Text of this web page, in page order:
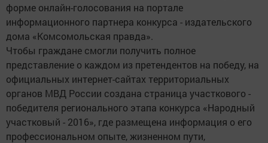
форме онлайн-голосования на портале
информационного партнера конкурса - издательского
дома «Комсомольская правда».
Чтобы граждане смогли получить полное
представление о каждом из претендентов на победу, на
официальных интернет-сайтах территориальных
органов МВД России создана страница участкового -
победителя регионального этапа конкурса «Народный
участковый - 2016», где размещена информация о его
профессиональном опыте, жизненном пути,